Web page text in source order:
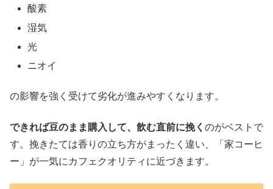
酸素
湿気
光
ニオイ
の影響を強く受けて劣化が進みやすくなります。
できれば豆のまま購入して、飲む直前に挽く のがベストで
す。挽きたては香りの立ち方がまったく違い、「家コーヒ
ー」が一気にカフェクオリティに近づきます。